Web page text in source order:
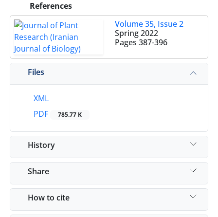
References
Volume 35, Issue 2
Spring 2022
Pages 387-396
Files
XML
PDF
785.77 K
History
Share
How to cite